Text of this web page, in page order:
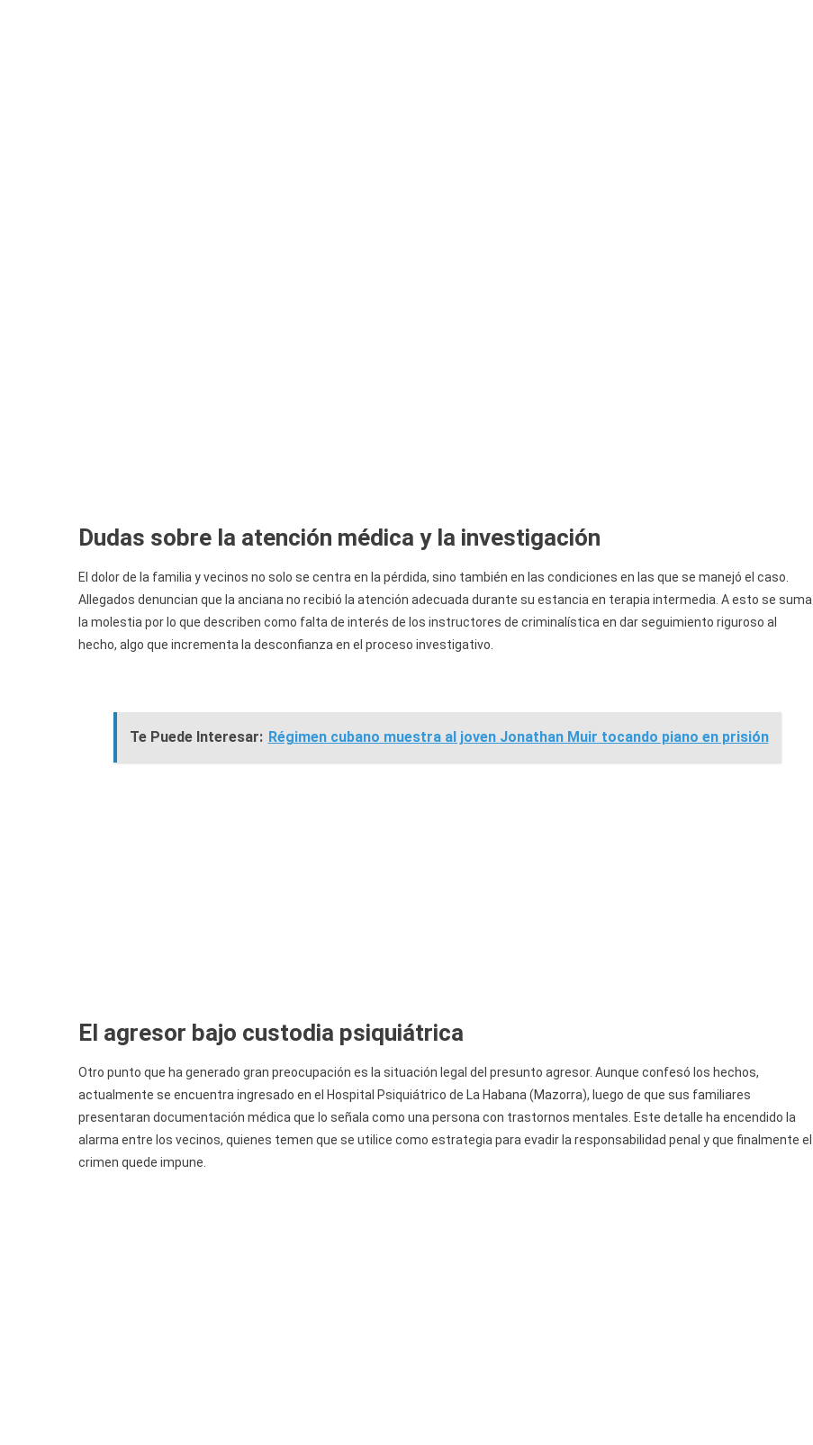
Dudas sobre la atención médica y la investigación
El dolor de la familia y vecinos no solo se centra en la pérdida, sino también en las condiciones en las que se manejó el caso.
Allegados denuncian que la anciana no recibió la atención adecuada durante su estancia en terapia intermedia. A esto se suma
la molestia por lo que describen como falta de interés de los instructores de criminalística en dar seguimiento riguroso al
hecho, algo que incrementa la desconfianza en el proceso investigativo.
Te Puede Interesar: Régimen cubano muestra al joven Jonathan Muir tocando piano en prisión
El agresor bajo custodia psiquiátrica
Otro punto que ha generado gran preocupación es la situación legal del presunto agresor. Aunque confesó los hechos,
actualmente se encuentra ingresado en el Hospital Psiquiátrico de La Habana (Mazorra), luego de que sus familiares
presentaran documentación médica que lo señala como una persona con trastornos mentales. Este detalle ha encendido la
alarma entre los vecinos, quienes temen que se utilice como estrategia para evadir la responsabilidad penal y que finalmente el
crimen quede impune.